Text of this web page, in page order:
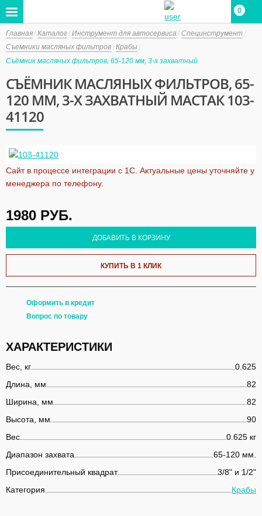
0
0
Главная Каталог Инструмент для автосервиса
Специнструмент
Съемники масляных фильтров Крабы
Съёмник масляных фильтров, 65-120 мм, 3-х захватный
СЪЁМНИК МАСЛЯНЫХ ФИЛЬТРОВ, 65-
120 ММ, 3-Х ЗАХВАТНЫЙ МАСТАК 103-
41120
Сайт в процессе интеграции с 1С. Актуальные цены уточняйте у
менеджера по телефону.
1980 РУБ.
ДОБАВИТЬ В КОРЗИНУ
КУПИТЬ В 1 КЛИК
Оформить в кредит
Вопрос по товару
ХАРАКТЕРИСТИКИ
Вес, кг
0.625
Длина, мм
82
Ширина, мм
82
Высота, мм
90
Вес
0.625 кг
Диапазон захвата
65-120 мм.
Присоединительный квадрат
3/8" и 1/2"
Категория
Крабы